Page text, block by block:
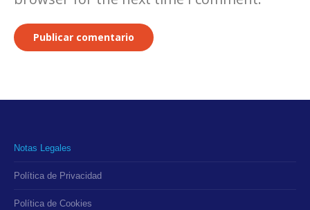
Publicar comentario
Notas Legales
Política de Privacidad
Política de Cookies